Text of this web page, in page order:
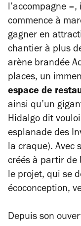
l’accompagne –,
commence à
gagner en
chantier à plus
arène brandée
places, un
espace de
ainsi qu’un
Hidalgo dit
esplanade des
la craque). Avec
créés à partir de
le projet, qui se
écoconception,
Depuis son